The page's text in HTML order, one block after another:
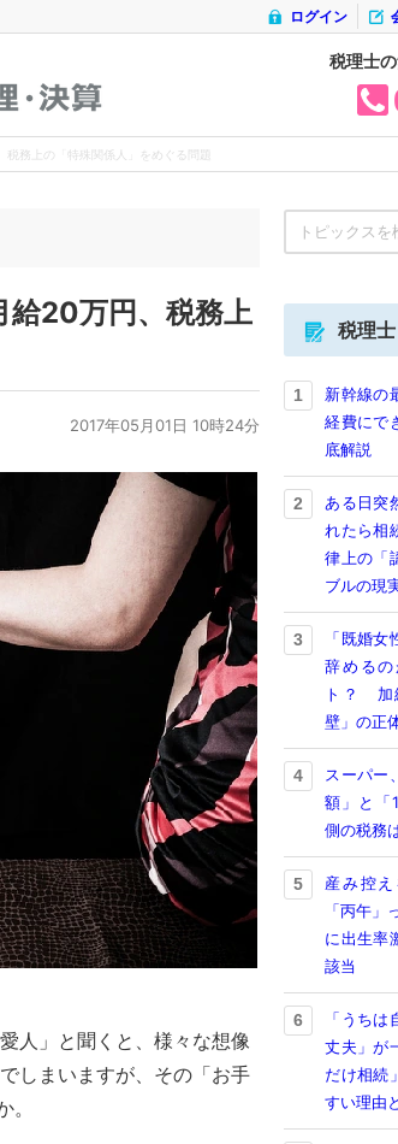
ログイン
税理士
税務上の「特殊関係人」をめぐる問題
給20万円、税務上
2017年05月01日 10時24分
愛人」と聞くと、様々な想像
しまいますが、その「お手
税理
1
新幹線の
経費にで
底解説
2
ある日突
れたら相
律上の「
ブルの現
3
「既婚女
辞める
ト？ 加
壁」の正
4
スーパー
額」と「
側の税務
5
産み控え
「丙午
に出生率
該当
6
「うち
丈夫」が
だけ相続
すい理由